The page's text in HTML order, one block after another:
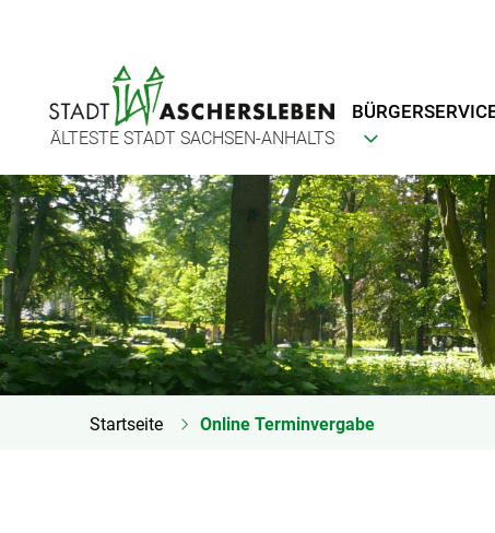
ÄLTESTE STADT SACHSEN-ANHALTS
Startseite Online Terminvergabe